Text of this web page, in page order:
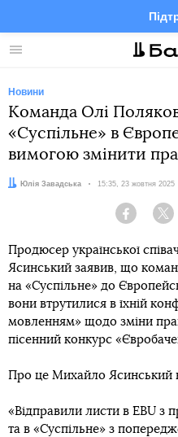
Меню
Новини
Команда Олі
«Суспільне» в
вимогою змінити
Автор:Юлія Завадська Дата:
15:35, 23 жовтня 2025
Facebook
Продюсер української
Ясинський заявив, що
на «Суспільне» до
вони втрутилися в їхній
мовленням» щодо зміни
пісенний конкурс
Про це Михайло Ясинський
«Відправили листи в EBU з
та в «Суспільне» з